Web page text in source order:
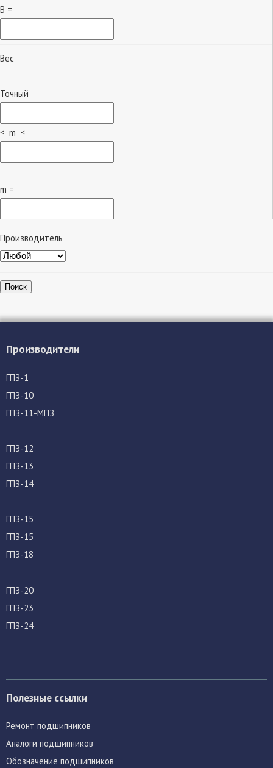
B =
Вес
Точный
≤ m ≤
m =
Производитель
Поиск
Производители
ГПЗ-1
ГПЗ-10
ГПЗ-11-МПЗ
ГПЗ-12
ГПЗ-13
ГПЗ-14
ГПЗ-15
ГПЗ-15
ГПЗ-18
ГПЗ-20
ГПЗ-23
ГПЗ-24
Полезные ссылки
Ремонт подшипников
Аналоги подшипников
Обозначение подшипников